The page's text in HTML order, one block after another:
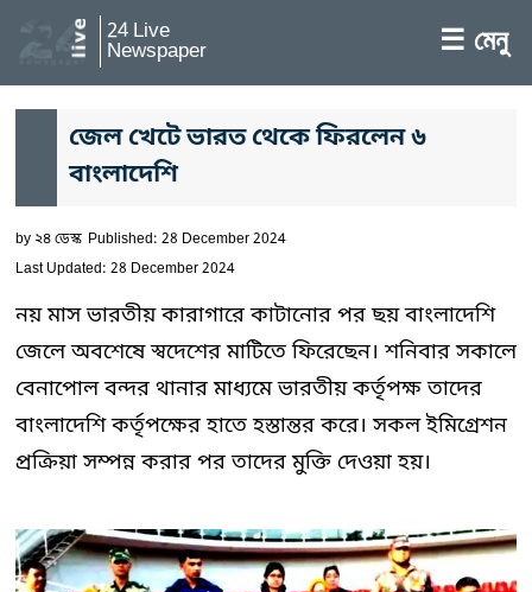
24 Live
Newspaper ☰ মেনু
জেল খেটে ভারত থেকে ফিরলেন ৬
বাংলাদেশি
by২৪ ডেস্ক Published: 28 December 2024
Last Updated: 28 December 2024
নয় মাস ভারতীয় কারাগারে কাটানোর পর ছয় বাংলাদেশি
জেলে অবশেষে স্বদেশের মাটিতে ফিরেছেন। শনিবার সকালে
বেনাপোল বন্দর থানার মাধ্যমে ভারতীয় কর্তৃপক্ষ তাদের
বাংলাদেশি কর্তৃপক্ষের হাতে হস্তান্তর করে। সকল ইমিগ্রেশন
প্রক্রিয়া সম্পন্ন করার পর তাদের মুক্তি দেওয়া হয়।